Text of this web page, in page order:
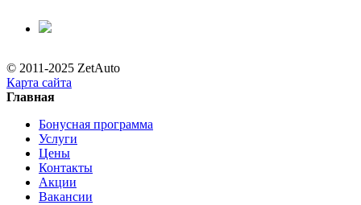
© 2011-2025 ZetAuto
Карта сайта
Главная
Бонусная программа
Услуги
Цены
Контакты
Акции
Вакансии